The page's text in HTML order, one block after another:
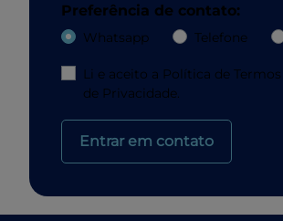
Preferência de contato:
Whatsapp Telefone
Li e aceito a Política de Termos
de Privacidade.
Entrar em contato